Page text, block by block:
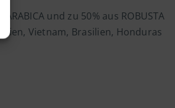
und zu 50% aus ROBUSTA
Vietnam, Brasilien, Honduras